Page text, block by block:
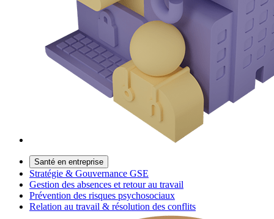
Santé en entreprise
Stratégie & Gouvernance GSE
Gestion des absences et retour au travail
Prévention des risques psychosociaux
Relation au travail & résolution des conflits